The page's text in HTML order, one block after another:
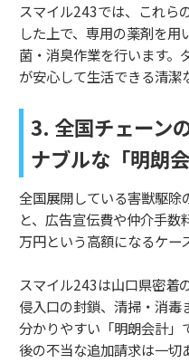
スマイル243では、これら
した上で、専用の薬剤を
菌・消臭作業を行います。
が安心して生活できる清潔
3. 全国チェーン
ナブルな「明朗会
全国展開している害獣駆除
と、広告宣伝費や仲介手
万円という高額になるケー
スマイル243は山口県密着
侵入口の封鎖、清掃・消毒
分かりやすい「明朗会計」
後の不当な追加請求は一切